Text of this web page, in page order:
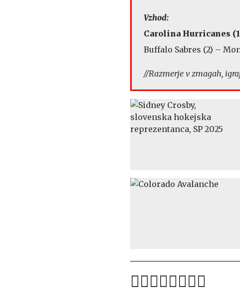
Vzhod:
Carolina Hurricanes
Buffalo Sabres (2) –
//Razmerje v zmagah,